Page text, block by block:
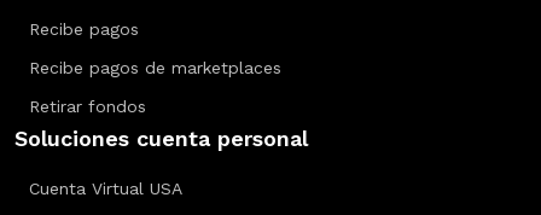
Recibe pagos
Recibe pagos de marketplaces
Retirar fondos
Soluciones cuenta personal
Cuenta Virtual USA